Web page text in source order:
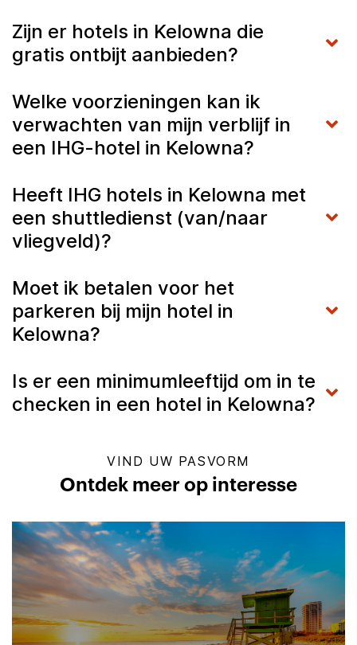
Zijn er hotels in Kelowna die
gratis ontbijt aanbieden?
Welke voorzieningen kan ik
verwachten van mijn verblijf in
een IHG-hotel in Kelowna?
Heeft IHG hotels in Kelowna met
een shuttledienst (van/naar
vliegveld)?
Moet ik betalen voor het
parkeren bij mijn hotel in
Kelowna?
Is er een minimumleeftijd om in te
checken in een hotel in Kelowna?
VIND UW PASVORM
Ontdek meer op interesse